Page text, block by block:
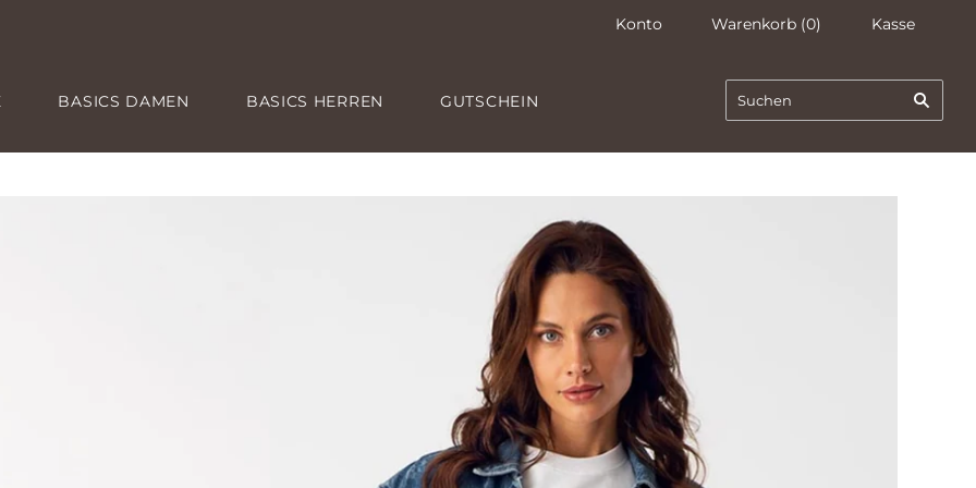
Konto Warenkorb (0) Kasse
BASICS DAMEN BASICS HERREN GUTSCHEIN